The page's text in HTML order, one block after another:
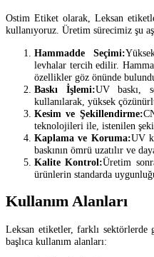
Ostim Etiket olarak, Leksan
kullanıyoruz. Üretim sürecimiz şu
Hammadde Seçimi:
levhalar tercih edilir.
özellikler göz önünde
Baskı İşlemi:UV baskı,
kullanılarak, yüksek
Kesim ve Şekillendirme:
teknolojileri ile, istenilen
Kaplama ve Koruma:UV
baskının ömrü uzatılır ve
Kalite Kontrol:Üretim
ürünlerin standarda
Kullanım Alanları
Leksan etiketler, farklı sektörlerde
başlıca kullanım alanları: